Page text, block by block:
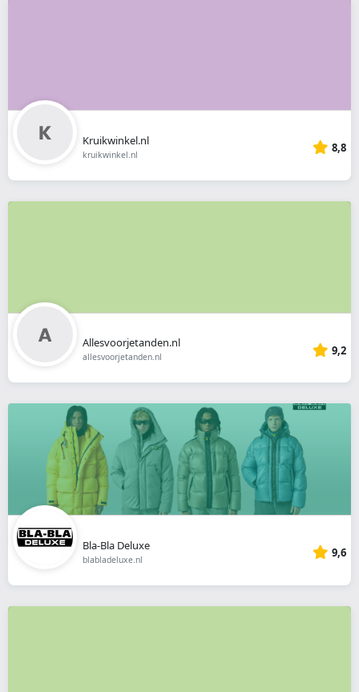
Kruikwinkel.nl
kruikwinkel.nl 8,8
Allesvoorjetanden.nl
allesvoorjetanden.nl 9,2
Bla-Bla Deluxe
blabladeluxe.nl 9,6